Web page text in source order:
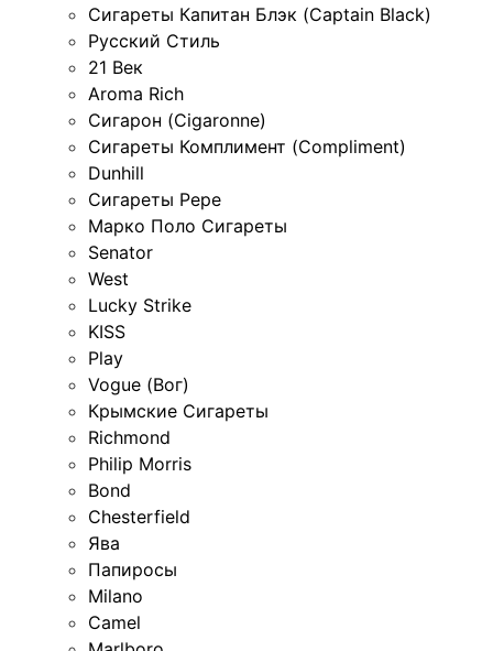
Сигареты Капитан Блэк (Captain Black)
Русский Стиль
21 Век
Aroma Rich
Сигарон (Cigaronne)
Сигареты Комплимент (Compliment)
Dunhill
Сигареты Pepe
Марко Поло Сигареты
Senator
West
Lucky Strike
KISS
Play
Vogue (Вог)
Крымские Сигареты
Richmond
Philip Morris
Bond
Chesterfield
Ява
Папиросы
Milano
Camel